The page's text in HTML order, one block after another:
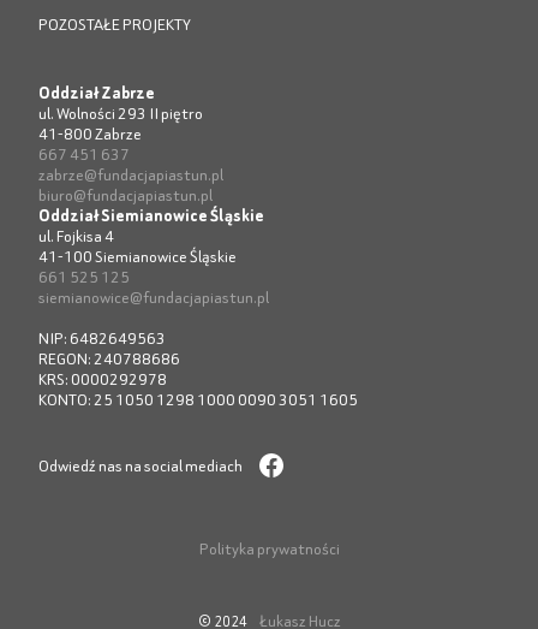
POZOSTAŁE PROJEKTY
Oddział Zabrze
ul. Wolności 293 II piętro
41-800 Zabrze
667 451 637
zabrze@fundacjapiastun.pl
biuro@fundacjapiastun.pl
Oddział Siemianowice Śląskie
ul. Fojkisa 4
41-100 Siemianowice Śląskie
661 525 125
siemianowice@fundacjapiastun.pl
NIP: 6482649563
REGON: 240788686
KRS: 0000292978
KONTO: 25 1050 1298 1000 0090 3051 1605
Odwiedź nas na social mediach
© 2024 Łukasz Hucz
Polityka prywatności